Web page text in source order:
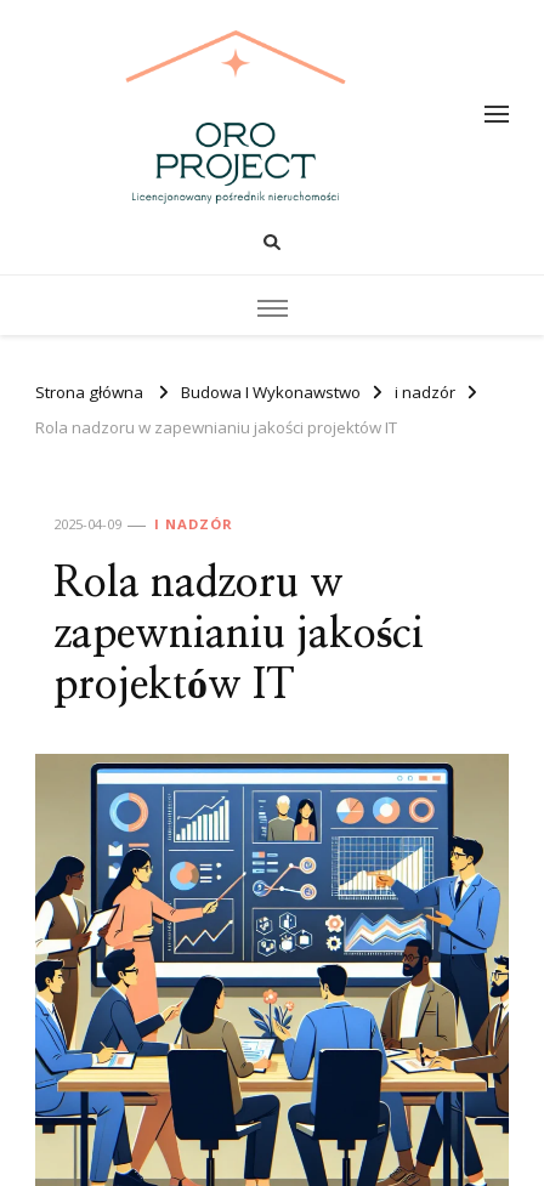
Oro PROJECT
Strona główna Budowa I Wykonawstwo
i nadzór
Rola nadzoru w zapewnianiu jakości projektów IT
2025-04-09 I NADZÓR
Rola nadzoru w
zapewnianiu jakości
projektów IT